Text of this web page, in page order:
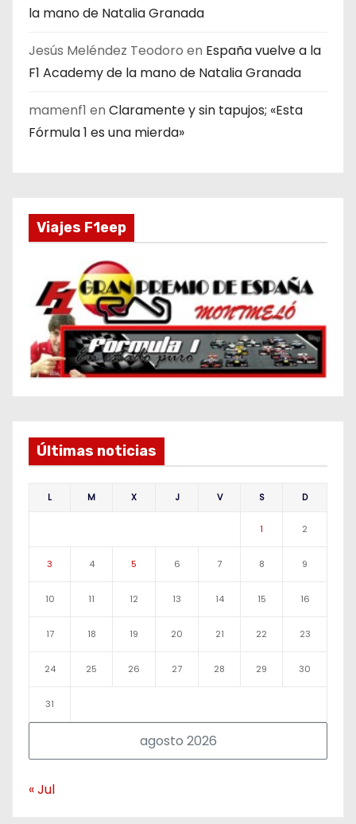
la mano de Natalia Granada
Jesús Meléndez Teodoro en España vuelve a la
F1 Academy de la mano de Natalia Granada
mamenf1 en Claramente y sin tapujos; «Esta
Fórmula 1 es una mierda»
Viajes F1eep
Últimas noticias
agosto 2026
L M X J V S D
1 2
3 4 5 6 7 8 9
10 11 12 13 14 15 16
17 18 19 20 21 22 23
24 25 26 27 28 29 30
31
« Jul